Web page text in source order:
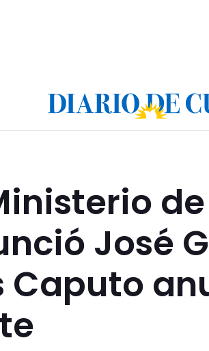
de
José
Caputo